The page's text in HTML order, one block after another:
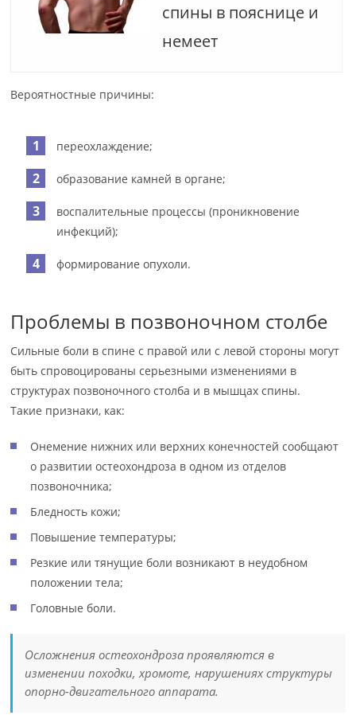
спины в пояснице и
немеет
Вероятностные причины:
переохлаждение;
образование камней в органе;
воспалительные процессы (проникновение
инфекций);
формирование опухоли.
Проблемы в позвоночном столбе
Сильные боли в спине с правой или с левой стороны могут
быть спровоцированы серьезными изменениями в
структурах позвоночного столба и в мышцах спины.
Такие признаки, как:
Онемение нижних или верхних конечностей сообщают
о развитии остеохондроза в одном из отделов
позвоночника;
Бледность кожи;
Повышение температуры;
Резкие или тянущие боли возникают в неудобном
положении тела;
Головные боли.
Осложнения остеохондроза проявляются в
изменении походки, хромоте, нарушениях структуры
опорно-двигательного аппарата.